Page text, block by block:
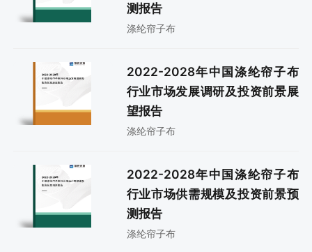
测报告
涤纶帘子布
2022-2028年中国涤纶帘子布
行业市场发展调研及投资前景展
望报告
涤纶帘子布
2022-2028年中国涤纶帘子布
行业市场供需规模及投资前景预
测报告
涤纶帘子布